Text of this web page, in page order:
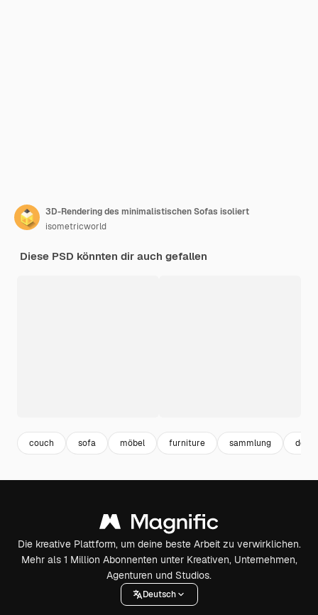
3D-Rendering des minimalistischen Sofas isoliert
isometricworld
Diese PSD könnten dir auch gefallen
couch sofa möbel furniture sammlung dekor
Die kreative Plattform, um deine beste Arbeit zu verwirklichen.
Mehr als 1 Million Abonnenten unter Kreativen, Unternehmen,
Agenturen und Studios.
Deutsch